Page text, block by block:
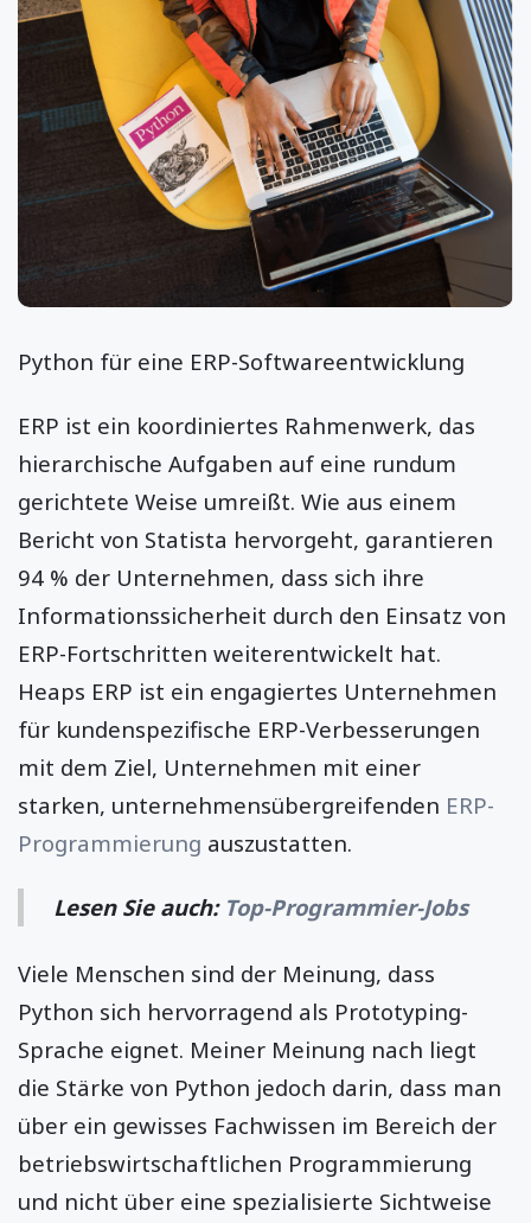
Python für eine ERP-Softwareentwicklung
ERP ist ein koordiniertes Rahmenwerk, das
hierarchische Aufgaben auf eine rundum
gerichtete Weise umreißt. Wie aus einem
Bericht von Statista hervorgeht, garantieren
94 % der Unternehmen, dass sich ihre
Informationssicherheit durch den Einsatz von
ERP-Fortschritten weiterentwickelt hat.
Heaps ERP ist ein engagiertes Unternehmen
für kundenspezifische ERP-Verbesserungen
mit dem Ziel, Unternehmen mit einer
starken, unternehmensübergreifenden ERP-
Programmierung auszustatten.
Lesen Sie auch: Top-Programmier-Jobs
Viele Menschen sind der Meinung, dass
Python sich hervorragend als Prototyping-
Sprache eignet. Meiner Meinung nach liegt
die Stärke von Python jedoch darin, dass man
über ein gewisses Fachwissen im Bereich der
betriebswirtschaftlichen Programmierung
und nicht über eine spezialisierte Sichtweise